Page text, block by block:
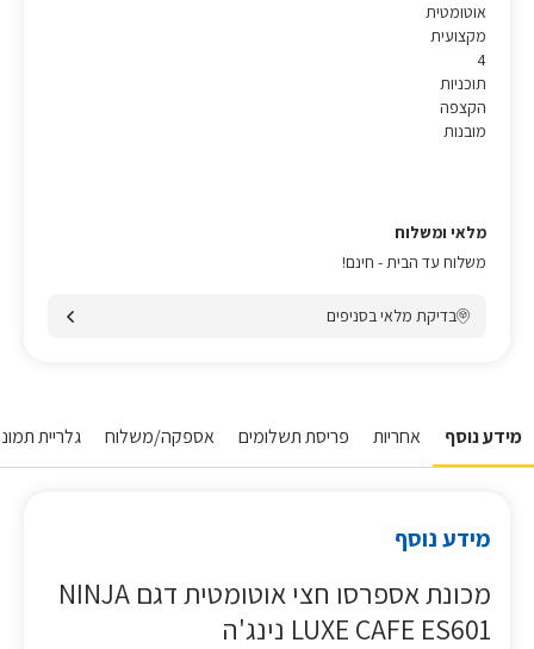
אוטומטית
מקצועית
תוכניות
הקצפה
מובנות
מלאי ומשלוח
משלוח עד הבית - חינם!
בדיקת מלאי בסניפים
מידע נוסף אחריות פריסת תשלומים אספקה/משלוח גלריית
מידע נוסף
מכונת אספרסו חצי אוטומטית דגם NINJA
LUXE CAFE ES601 נינג'ה